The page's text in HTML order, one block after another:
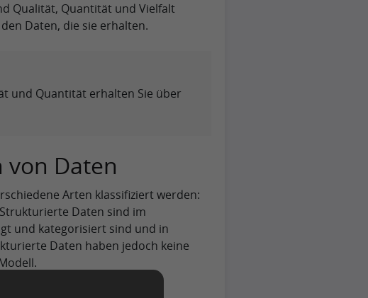
Qualität, Quantität und Vielfalt
Daten, die sie erhalten.
und Quantität erhalten Sie über
von Daten
Arten klassifiziert werden:
Daten sind im
und kategorisiert sind und in
Daten haben jedoch keine